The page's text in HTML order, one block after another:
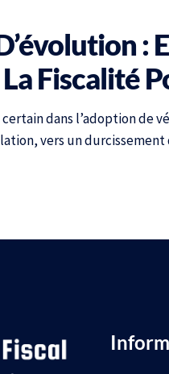
Fiscalité
dans l’adoption de
vers un